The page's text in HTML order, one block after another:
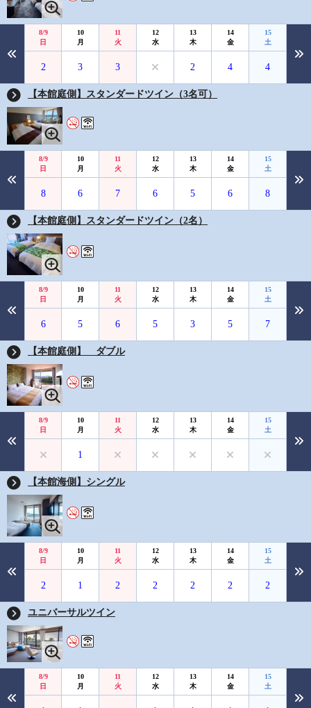
8/9
日
10
月
11
火
12
水
13
木
14
金
15
土
2 3 3 2 4 4
【本館庭側】スタンダードツイン（3名可）
8/9
日
10
月
11
火
12
水
13
木
14
金
15
土
8 6 7 6 5 6 8
【本館庭側】スタンダードツイン（2名）
8/9
日
10
月
11
火
12
水
13
木
14
金
15
土
6 5 6 5 3 5 7
【本館庭側】 ダブル
8/9
日
10
月
11
火
12
水
13
木
14
金
15
土
1
【本館海側】シングル
8/9
日
10
月
11
火
12
水
13
木
14
金
15
土
2 1 2 2 2 2 2
ユニバーサルツイン
8/9
日
10
月
11
火
12
水
13
木
14
金
15
土